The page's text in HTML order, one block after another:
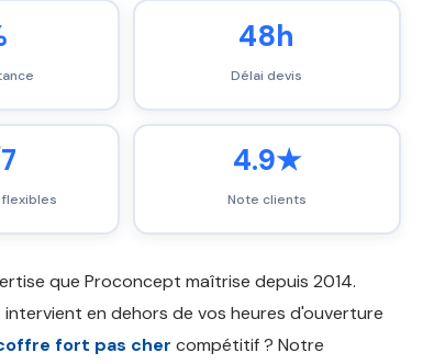
48h
Délai devis
4.9★
Note clients
que Proconcept maîtrise depuis 2014.
intervient en dehors de vos heures d'ouverture
fort pas cher compétitif ? Notre